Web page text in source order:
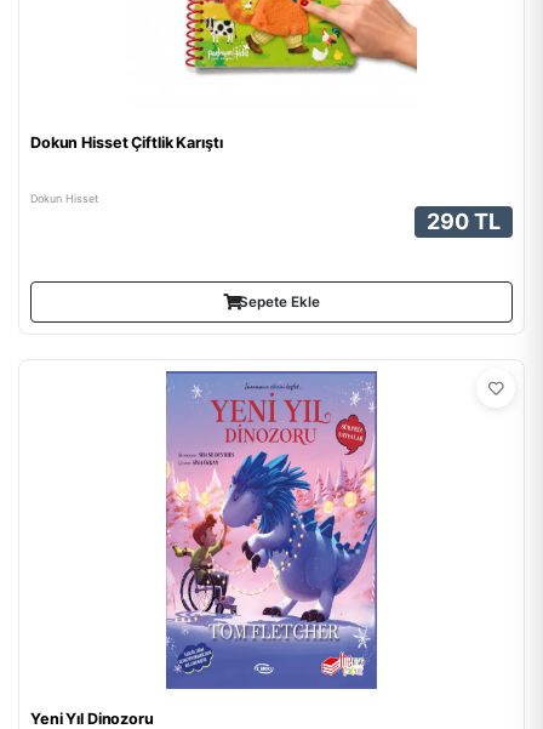
Dokun Hisset Çiftlik Karıştı
Dokun Hisset
290 TL
Sepete Ekle
Yeni Yıl Dinozoru